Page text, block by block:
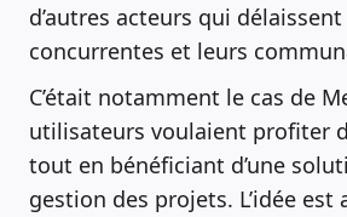
d’autres acteurs qui
concurrentes et leurs
C’était notamment le cas de
utilisateurs voulaient profiter
tout en bénéficiant d’une
gestion des projets. L’idée est